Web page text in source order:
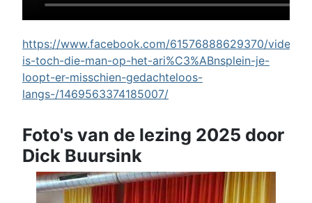
https://www.facebook.com/61576888629370/videos/
is-toch-die-man-op-het-ari%C3%ABnsplein-je-
loopt-er-misschien-gedachteloos-
langs-/1469563374185007/
Foto's van de lezing 2025 door
Dick Buursink